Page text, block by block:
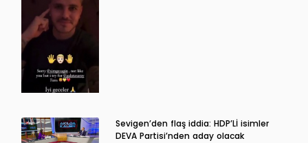
Sevigen’den flaş iddia: HDP’Lİ isimler
DEVA Partisi’nden aday olacak